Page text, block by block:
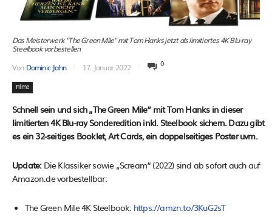
Das Meisterwerk "The Green Mile" mit Tom Hanks jetzt als limitiertes 4K Blu-ray
Steelbook vorbestellen
Von Dominic Jahn 17. Januar 2022 0
Filme
Schnell sein und sich „The Green Mile“ mit Tom Hanks in dieser
limitierten 4K Blu-ray Sonderedition inkl. Steelbook sichern. Dazu gibt
es ein 32-seitiges Booklet, Art Cards, ein doppelseitiges Poster uvm.
Update:Die Klassiker sowie „Scream“ (2022) sind ab sofort auch auf
Amazon.de vorbestellbar:
The Green Mile 4K Steelbook: https://amzn.to/3KuG2sT